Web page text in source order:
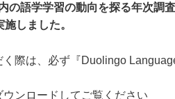
の語学学習の動向を探る年次調
しました。
際は、必ず『Duolingo
ウンロードしてご覧ください